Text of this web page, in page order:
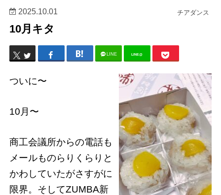
チアダンス
2025.10.01
10月キタ
LINE LINE@
ついに〜
10月〜
商工会議所からの電話も
メールものらりくらりと
かわしていたがさすがに
限界。そしてZUMBA新